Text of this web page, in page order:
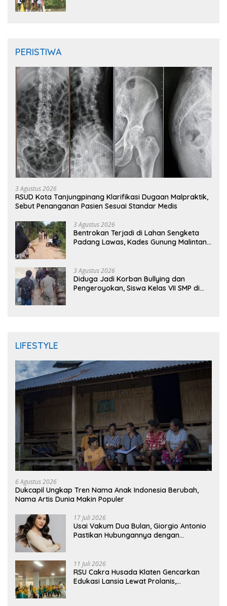
PERISTIWA
3 Agustus 2026
RSUD Kota Tanjungpinang Klarifikasi Dugaan Malpraktik,
Sebut Penanganan Pasien Sesuai Standar Medis
3 Agustus 2026
Bentrokan Terjadi di Lahan Sengketa
Padang Lawas, Kades Gunung Malintang
3 Agustus 2026
Diduga Jadi Korban Bullying dan
Pengeroyokan, Siswa Kelas VII SMP di
LIFESTYLE
6 Agustus 2026
Dukcapil Ungkap Tren Nama Anak Indonesia Berubah,
Nama Artis Dunia Makin Populer
17 Juli 2026
Usai Vakum Dua Bulan, Giorgio Antonio
Pastikan Hubungannya dengan
11 Juli 2026
RSU Cakra Husada Klaten Gencarkan
Edukasi Lansia Lewat Prolanis,